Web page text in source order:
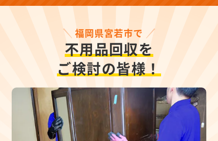
福岡県宮若市で
不用品回収を
ご検討の皆様！